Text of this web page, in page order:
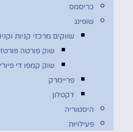
כריסמס
שופינג
שווקים מרכזי קניות
שוק פורטה
שוק קמפו די פיורי
פריימרק
דקטלון
היסטוריה
פעילויות